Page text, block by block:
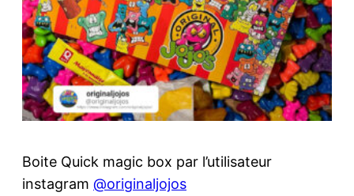
Boite Quick magic box par l’utilisateur
instagram @originaljojos